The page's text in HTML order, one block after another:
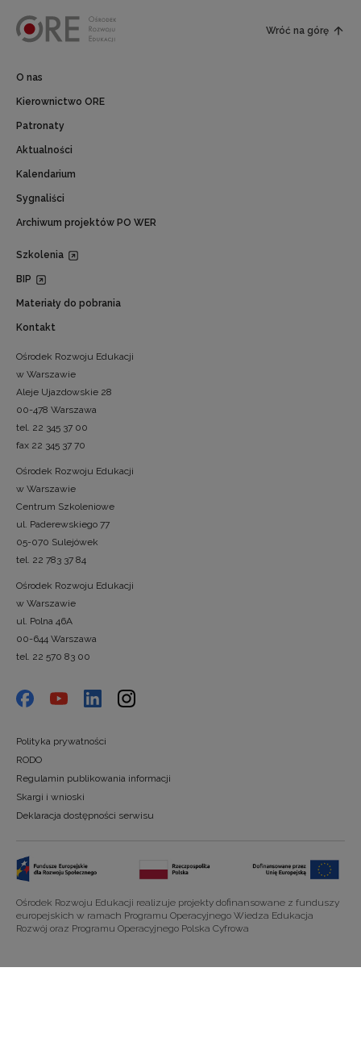
Wróć na górę
O nas
Kierownictwo ORE
Patronaty
Aktualności
Kalendarium
Sygnaliści
Archiwum projektów PO WER
Szkolenia
BIP
Materiały do pobrania
Kontakt
Ośrodek Rozwoju Edukacji
w Warszawie
Aleje Ujazdowskie 28
00-478 Warszawa
tel. 22 345 37 00
fax 22 345 37 70
Ośrodek Rozwoju Edukacji
w Warszawie
Centrum Szkoleniowe
ul. Paderewskiego 77
05-070 Sulejówek
tel. 22 783 37 84
Ośrodek Rozwoju Edukacji
w Warszawie
ul. Polna 46A
00-644 Warszawa
tel. 22 570 83 00
Polityka prywatności
RODO
Regulamin publikowania informacji
Skargi i wnioski
Deklaracja dostępności serwisu
Ośrodek Rozwoju Edukacji realizuje projekty dofinansowane z funduszy
europejskich w ramach Programu Operacyjnego Wiedza Edukacja
Rozwój oraz Programu Operacyjnego Polska Cyfrowa